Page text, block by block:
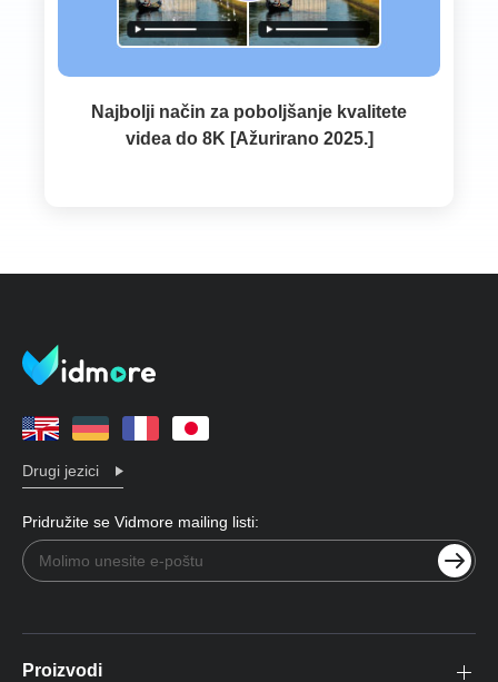
Najbolji način za poboljšanje kvalitete
videa do 8K [Ažurirano 2025.]
Drugi jezici
Pridružite se Vidmore mailing listi:
Proizvodi